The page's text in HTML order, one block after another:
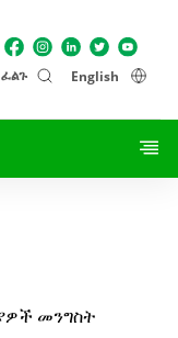
ፈልጉ English